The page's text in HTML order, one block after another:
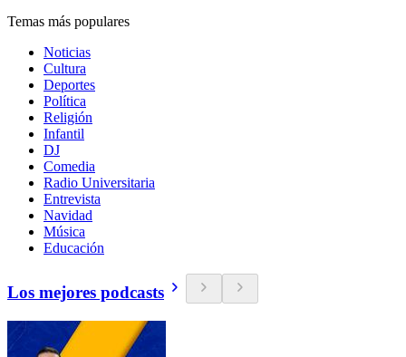
Temas más populares
Noticias
Cultura
Deportes
Política
Religión
Infantil
DJ
Comedia
Radio Universitaria
Entrevista
Navidad
Música
Educación
Los mejores podcasts